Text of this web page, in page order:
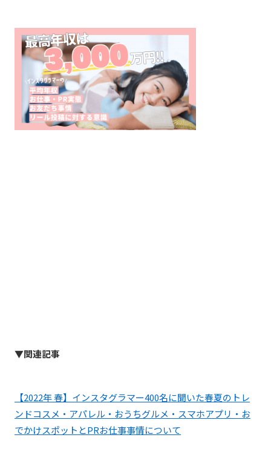
▼関連記事
【2022年 春】インスタグラマー400名に聞いた春夏のトレ
ンドコスメ・アパレル・おうちグルメ・スマホアプリ・お
でかけスポットとPRお仕事事情について